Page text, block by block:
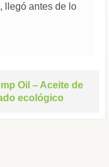
llegó antes de lo
Oil – Aceite de
ecológico